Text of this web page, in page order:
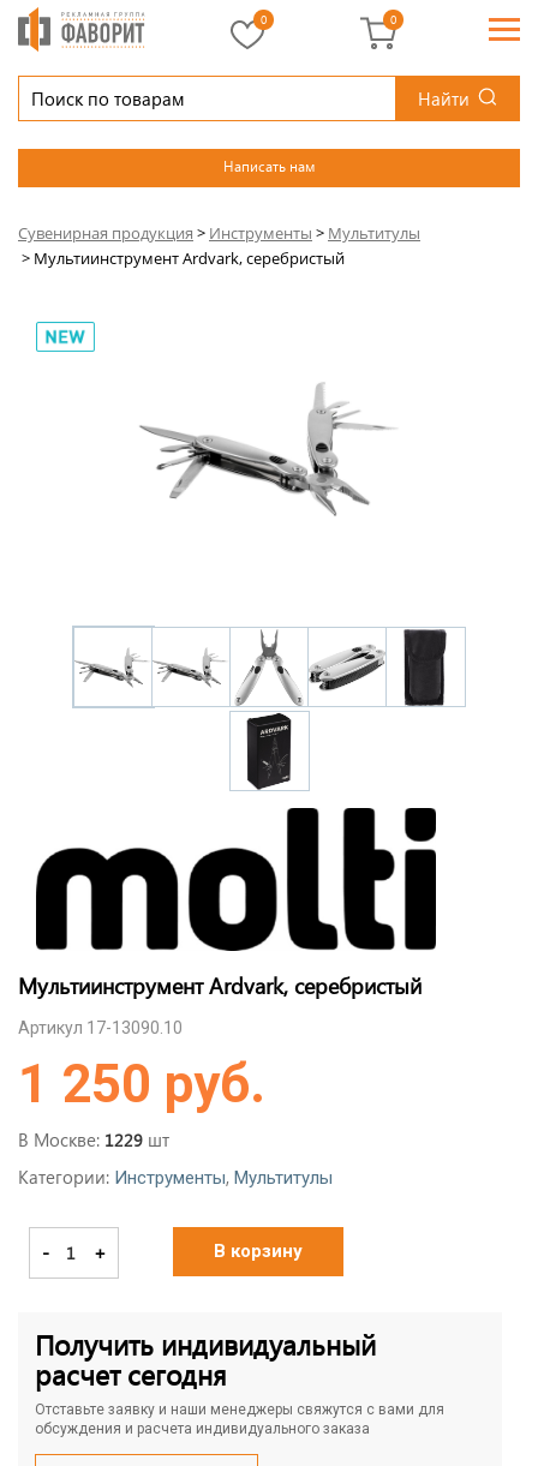
Найти
Написать нам
0 0
Сувенирная продукция > Инструменты > Мультитулы
> Мультиинструмент Ardvark, серебристый
Мультиинструмент Ardvark, серебристый
Артикул 17-13090.10
1 250 руб.
В Москве: 1229 шт
Категории: Инструменты, Мультитулы
- + В корзину
Получить индивидуальный
расчет сегодня
Отставьте заявку и наши менеджеры свяжутся с вами для
обсуждения и расчета индивидуального заказа